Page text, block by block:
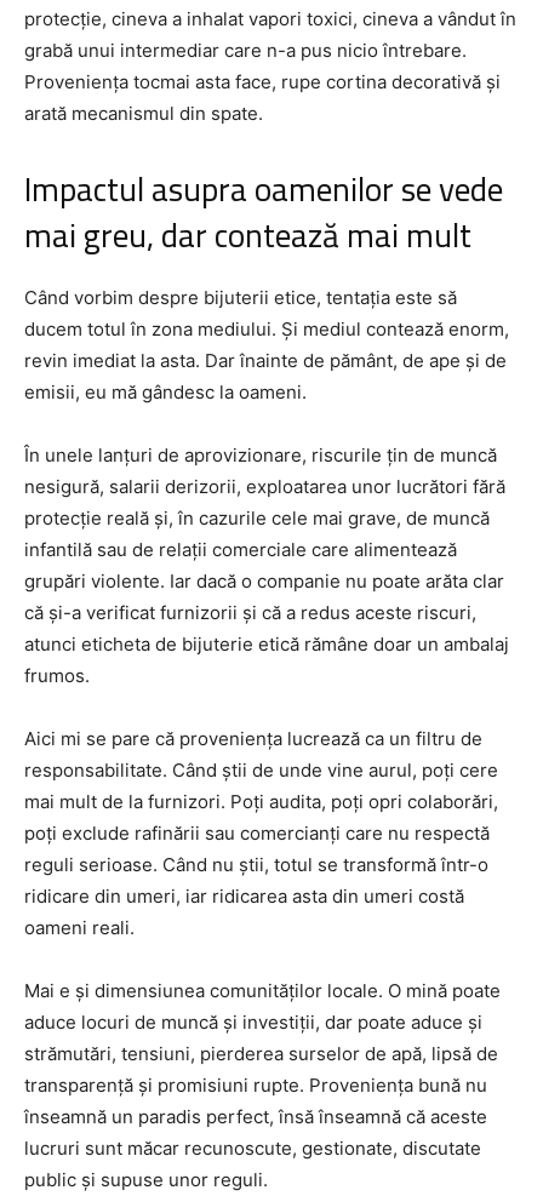
protecție, cineva a inhalat vapori toxici, cineva a vândut în
grabă unui intermediar care n-a pus nicio întrebare.
Proveniența tocmai asta face, rupe cortina decorativă și
arată mecanismul din spate.
Impactul asupra oamenilor se vede
mai greu, dar contează mai mult
Când vorbim despre bijuterii etice, tentația este să
ducem totul în zona mediului. Și mediul contează enorm,
revin imediat la asta. Dar înainte de pământ, de ape și de
emisii, eu mă gândesc la oameni.
În unele lanțuri de aprovizionare, riscurile țin de muncă
nesigură, salarii derizorii, exploatarea unor lucrători fără
protecție reală și, în cazurile cele mai grave, de muncă
infantilă sau de relații comerciale care alimentează
grupări violente. Iar dacă o companie nu poate arăta clar
că și-a verificat furnizorii și că a redus aceste riscuri,
atunci eticheta de bijuterie etică rămâne doar un ambalaj
frumos.
Aici mi se pare că proveniența lucrează ca un filtru de
responsabilitate. Când știi de unde vine aurul, poți cere
mai mult de la furnizori. Poți audita, poți opri colaborări,
poți exclude rafinării sau comercianți care nu respectă
reguli serioase. Când nu știi, totul se transformă într-o
ridicare din umeri, iar ridicarea asta din umeri costă
oameni reali.
Mai e și dimensiunea comunităților locale. O mină poate
aduce locuri de muncă și investiții, dar poate aduce și
strămutări, tensiuni, pierderea surselor de apă, lipsă de
transparență și promisiuni rupte. Proveniența bună nu
înseamnă un paradis perfect, însă înseamnă că aceste
lucruri sunt măcar recunoscute, gestionate, discutate
public și supuse unor reguli.